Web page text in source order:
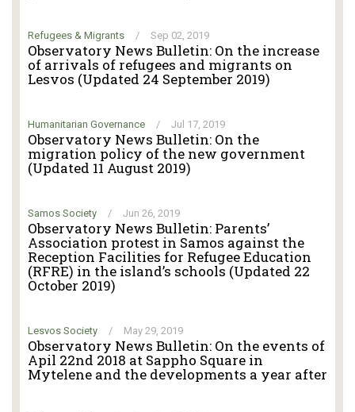
Refugees & Migrants / Sep 02, 2019
Observatory News Bulletin: On the increase
of arrivals of refugees and migrants on
Lesvos (Updated 24 September 2019)
Humanitarian Governance / Jul 17, 2019
Observatory News Bulletin: On the
migration policy of the new government
(Updated 11 August 2019)
Samos Society / Jun 26, 2019
Observatory News Bulletin: Parents’
Association protest in Samos against the
Reception Facilities for Refugee Education
(RFRE) in the island’s schools (Updated 22
October 2019)
Lesvos Society / May 29, 2019
Observatory News Bulletin: On the events of
Apil 22nd 2018 at Sappho Square in
Mytelene and the developments a year after